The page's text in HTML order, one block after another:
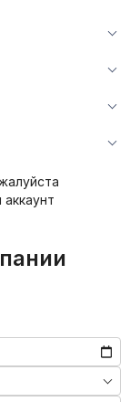
***
***
***
***